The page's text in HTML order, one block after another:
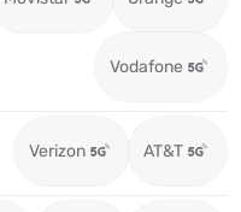
Vodafone
Verizon AT&T